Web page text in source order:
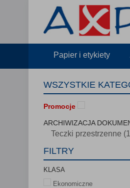
Papier i etykiety
WSZYSTKIE
Promocje
ARCHIWIZACJA
Teczki przestrzenne
FILTRY
KLASA
Ekonomiczne